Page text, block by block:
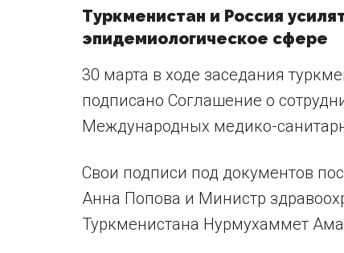
Туркменистан и Россия
эпидемиологическое сфере
30 марта в ходе заседания
подписано Соглашение о
Международных медико-
Свои подписи под документов
Анна Попова и Министр
Туркменистана Нурмухаммет